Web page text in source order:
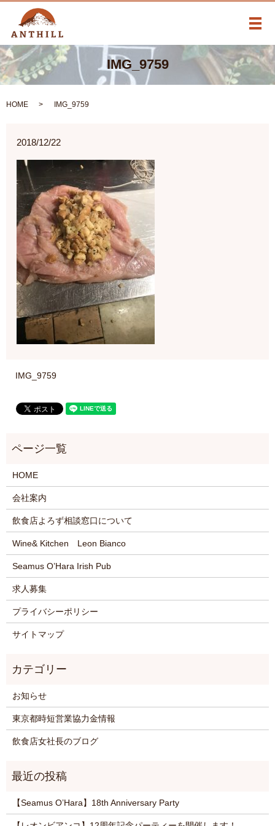
メ
IMG_9759
HOME IMG_9759
2018/12/22
IMG_9759
HOME
会社案内
飲食店よろず相談窓口について
Wine& Kitchen Leon Bianco
Seamus O’Hara Irish Pub
求人募集
プライバシーポリシー
サイトマップ
お知らせ
東京都時短営業協力金情報
飲食店女社長のブログ
【Seamus O’Hara】18th Anniversary Party